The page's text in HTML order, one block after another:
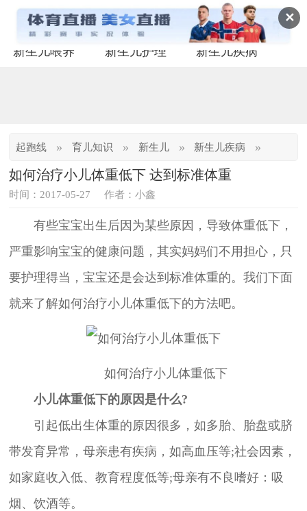
✕
新生儿喂养 新生儿护理 新生儿疾病
起跑线 » 育儿知识 » 新生儿 » 新生儿疾病 »
如何治疗小儿体重低下 达到标准体重
时间：2017-05-27 作者：小鑫
有些宝宝出生后因为某些原因，导致体重低下，
严重影响宝宝的健康问题，其实妈妈们不用担心，只
要护理得当，宝宝还是会达到标准体重的。我们下面
就来了解如何治疗小儿体重低下的方法吧。
如何治疗小儿体重低下
小儿体重低下的原因是什么?
引起低出生体重的原因很多，如多胎、胎盘或脐
带发育异常，母亲患有疾病，如高血压等;社会因素，
如家庭收入低、教育程度低等;母亲有不良嗜好：吸
烟、饮酒等。